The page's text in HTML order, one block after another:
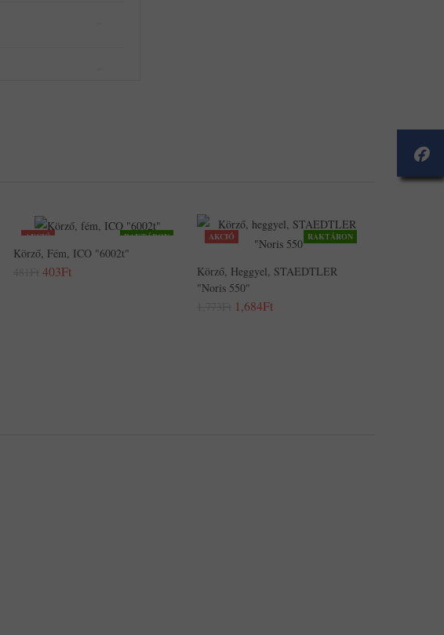
AKCIÓ RAKTÁRON
Körző, Fém, ICO "6002t"
403Ft
AKCIÓ RAKTÁRON
Körző, Heggyel, STAEDTLER
"Noris 550"
1,684Ft